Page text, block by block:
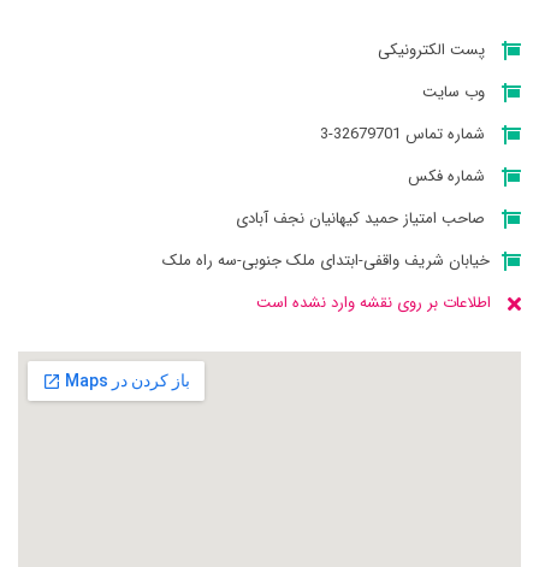
پست الکترونیکی
وب سایت
شماره تماس 32679701-3
شماره فکس
صاحب امتیاز حمید کیهانیان نجف آبادی
خیابان شریف واقفی-ابتدای ملک جنوبی-سه راه ملک
اطلاعات بر روی نقشه وارد نشده است